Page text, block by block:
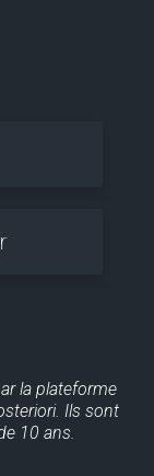
la plateforme
Ils sont
10 ans.